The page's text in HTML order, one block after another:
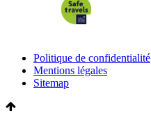
Politique de confidentialité
Mentions légales
Sitemap